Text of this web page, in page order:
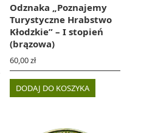
Odznaka „Poznajemy
Turystyczne Hrabstwo
Kłodzkie” – I stopień
(brązowa)
60,00zł
DODAJ DO KOSZYKA